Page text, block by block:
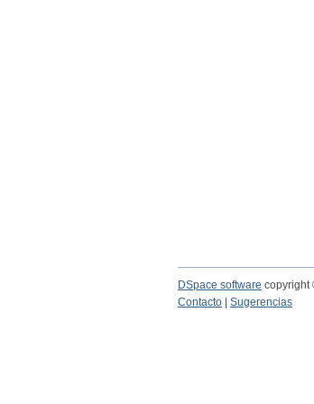
DSpace software copyright
Contacto
Sugerencias